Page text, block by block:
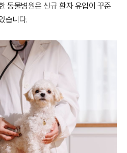
동물병원은 신규 환자 유입이 꾸준
습니다.